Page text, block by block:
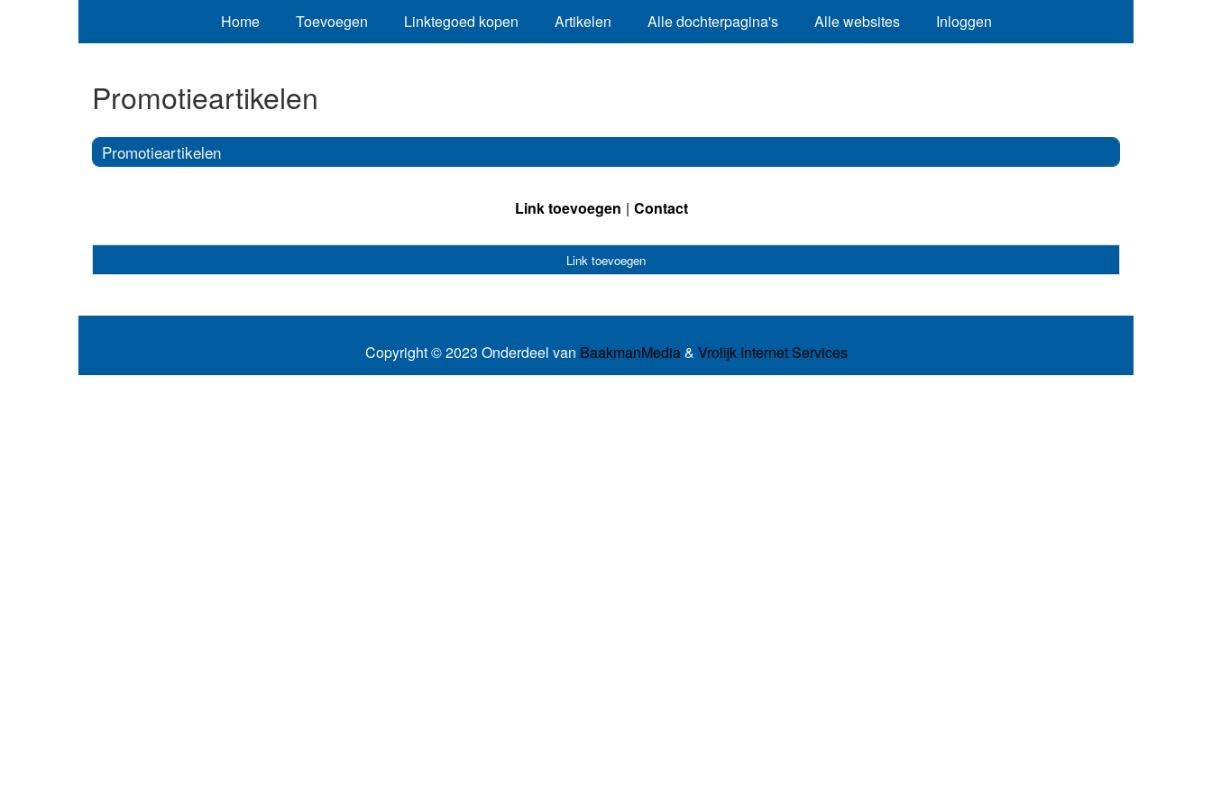
Home Toevoegen Linktegoed kopen Artikelen Alle dochterpagina's Alle websites Inloggen
Promotieartikelen
Promotieartikelen
Link toevoegen Contact
Link toevoegen
Copyright © 2023 Onderdeel van BaakmanMedia& Vrolijk Internet Services